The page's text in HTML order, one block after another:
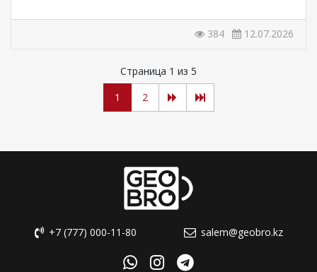
384 12.07.2026
Страница 1 из 5
1
2
+7 (777) 000-11-80 salem@geobro.kz